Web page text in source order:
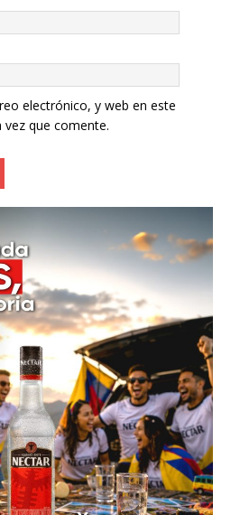
electrónico, y web en este
que comente.